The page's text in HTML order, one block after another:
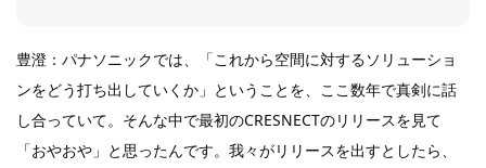
豊澄：パナソニックでは、「これから空間に対するソリューショ
ンをどう打ち出していくか」ということを、ここ数年で真剣に話
し合っていて。そんな中で最初のCRESNECTのリリースを見て
「おやおや」と思ったんです。我々がリリースを出すとしたら、